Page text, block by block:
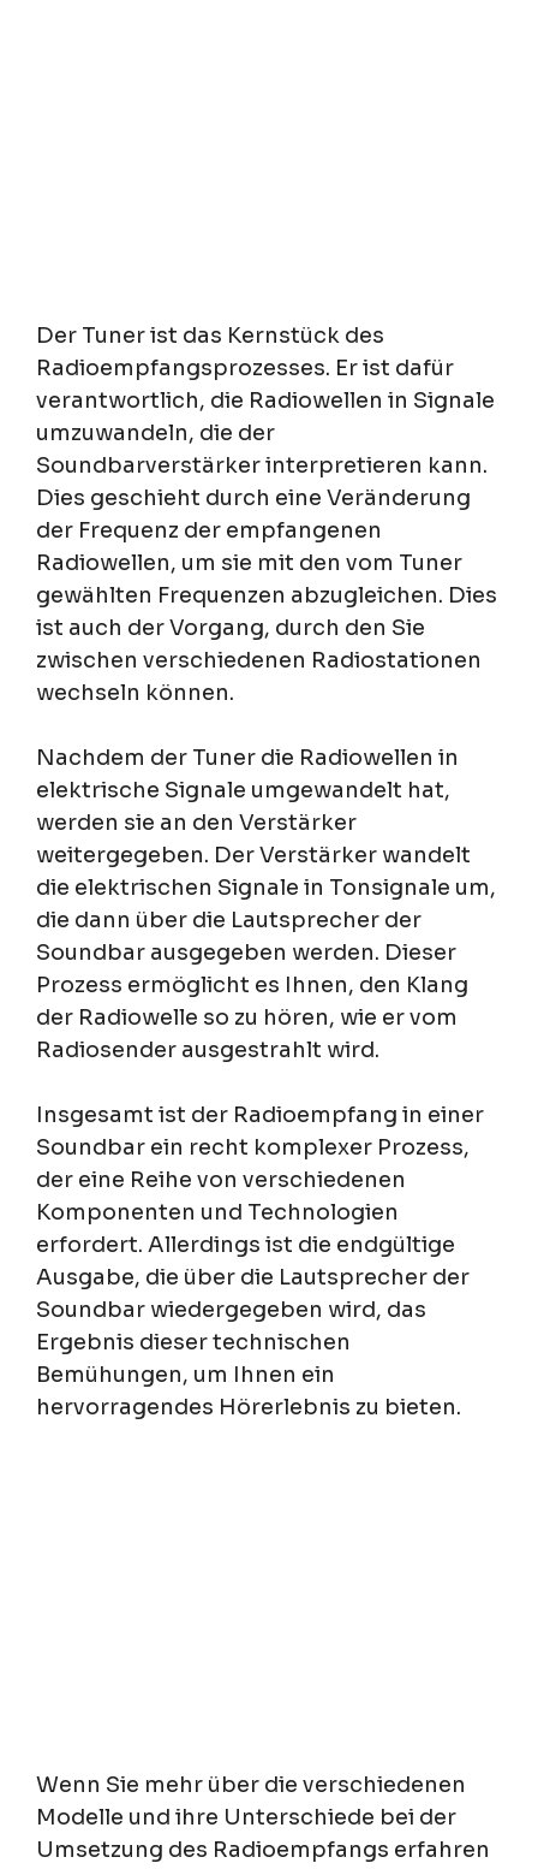
Der Tuner ist das Kernstück des
Radioempfangsprozesses. Er ist dafür
verantwortlich, die Radiowellen in Signale
umzuwandeln, die der
Soundbarverstärker interpretieren kann.
Dies geschieht durch eine Veränderung
der Frequenz der empfangenen
Radiowellen, um sie mit den vom Tuner
gewählten Frequenzen abzugleichen. Dies
ist auch der Vorgang, durch den Sie
zwischen verschiedenen Radiostationen
wechseln können.
Nachdem der Tuner die Radiowellen in
elektrische Signale umgewandelt hat,
werden sie an den Verstärker
weitergegeben. Der Verstärker wandelt
die elektrischen Signale in Tonsignale um,
die dann über die Lautsprecher der
Soundbar ausgegeben werden. Dieser
Prozess ermöglicht es Ihnen, den Klang
der Radiowelle so zu hören, wie er vom
Radiosender ausgestrahlt wird.
Insgesamt ist der Radioempfang in einer
Soundbar ein recht komplexer Prozess,
der eine Reihe von verschiedenen
Komponenten und Technologien
erfordert. Allerdings ist die endgültige
Ausgabe, die über die Lautsprecher der
Soundbar wiedergegeben wird, das
Ergebnis dieser technischen
Bemühungen, um Ihnen ein
hervorragendes Hörerlebnis zu bieten.
Wenn Sie mehr über die verschiedenen
Modelle und ihre Unterschiede bei der
Umsetzung des Radioempfangs erfahren